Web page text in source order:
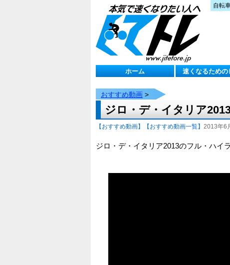
自転
ホーム 速くなるための
おすすめ動画 >
ジロ・デ・イタリア
【おすすめ動画】 【おすすめ動画一覧】 2013年6
ジロ・デ・イタリア2013のフル・ハイ